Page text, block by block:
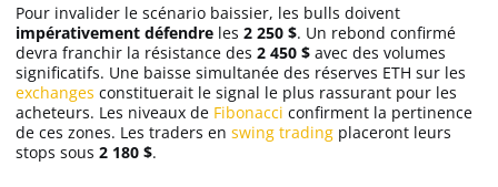
Pour invalider le scénario baissier, les bulls doivent
impérativement défendre les 2 250 $. Un rebond confirmé
devra franchir la résistance des 2 450 $ avec des volumes
significatifs. Une baisse simultanée des réserves ETH sur les
exchanges constituerait le signal le plus rassurant pour les
acheteurs. Les niveaux de Fibonacci confirment la pertinence
de ces zones. Les traders en swing trading placeront leurs
stops sous 2 180 $.